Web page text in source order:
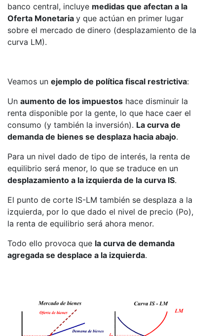
banco central, incluye medidas que afectan a la
Oferta Monetaria y que actúan en primer lugar
sobre el mercado de dinero (desplazamiento de la
curva LM).
Veamos un ejemplo de política fiscal restrictiva:
Un aumento de los impuestos hace disminuir la
renta disponible por la gente, lo que hace caer el
consumo (y también la inversión). La curva de
demanda de bienes se desplaza hacia abajo.
Para un nivel dado de tipo de interés, la renta de
equilibrio será menor, lo que se traduce en un
desplazamiento a la izquierda de la curva IS.
El punto de corte IS-LM también se desplaza a la
izquierda, por lo que dado el nivel de precio (Po),
la renta de equilibrio será ahora menor.
Todo ello provoca que la curva de demanda
agregada se desplace a la izquierda.